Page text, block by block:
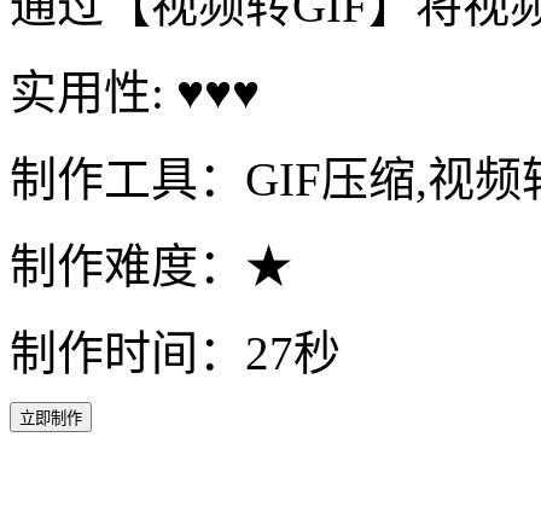
实用性: ♥♥♥
制作工具：GIF压缩,视频
制作难度：★
制作时间：27秒
立即制作